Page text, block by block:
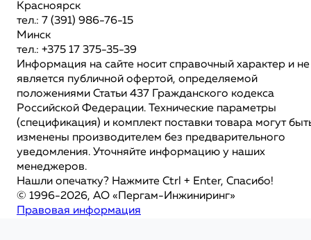
Красноярск
тел.: 7 (391) 986-76-15
Минск
тел.: +375 17 375-35-39
Информация на сайте носит справочный характер и не
является публичной офертой, определяемой
положениями Статьи 437 Гражданского кодекса
Российской Федерации. Технические параметры
(спецификация) и комплект поставки товара могут
изменены производителем без предварительного
уведомления. Уточняйте информацию у наших
менеджеров.
Нашли опечатку? Нажмите Ctrl + Enter, Спасибо!
© 1996-2026, АО «Пергам-Инжиниринг»
Правовая информация